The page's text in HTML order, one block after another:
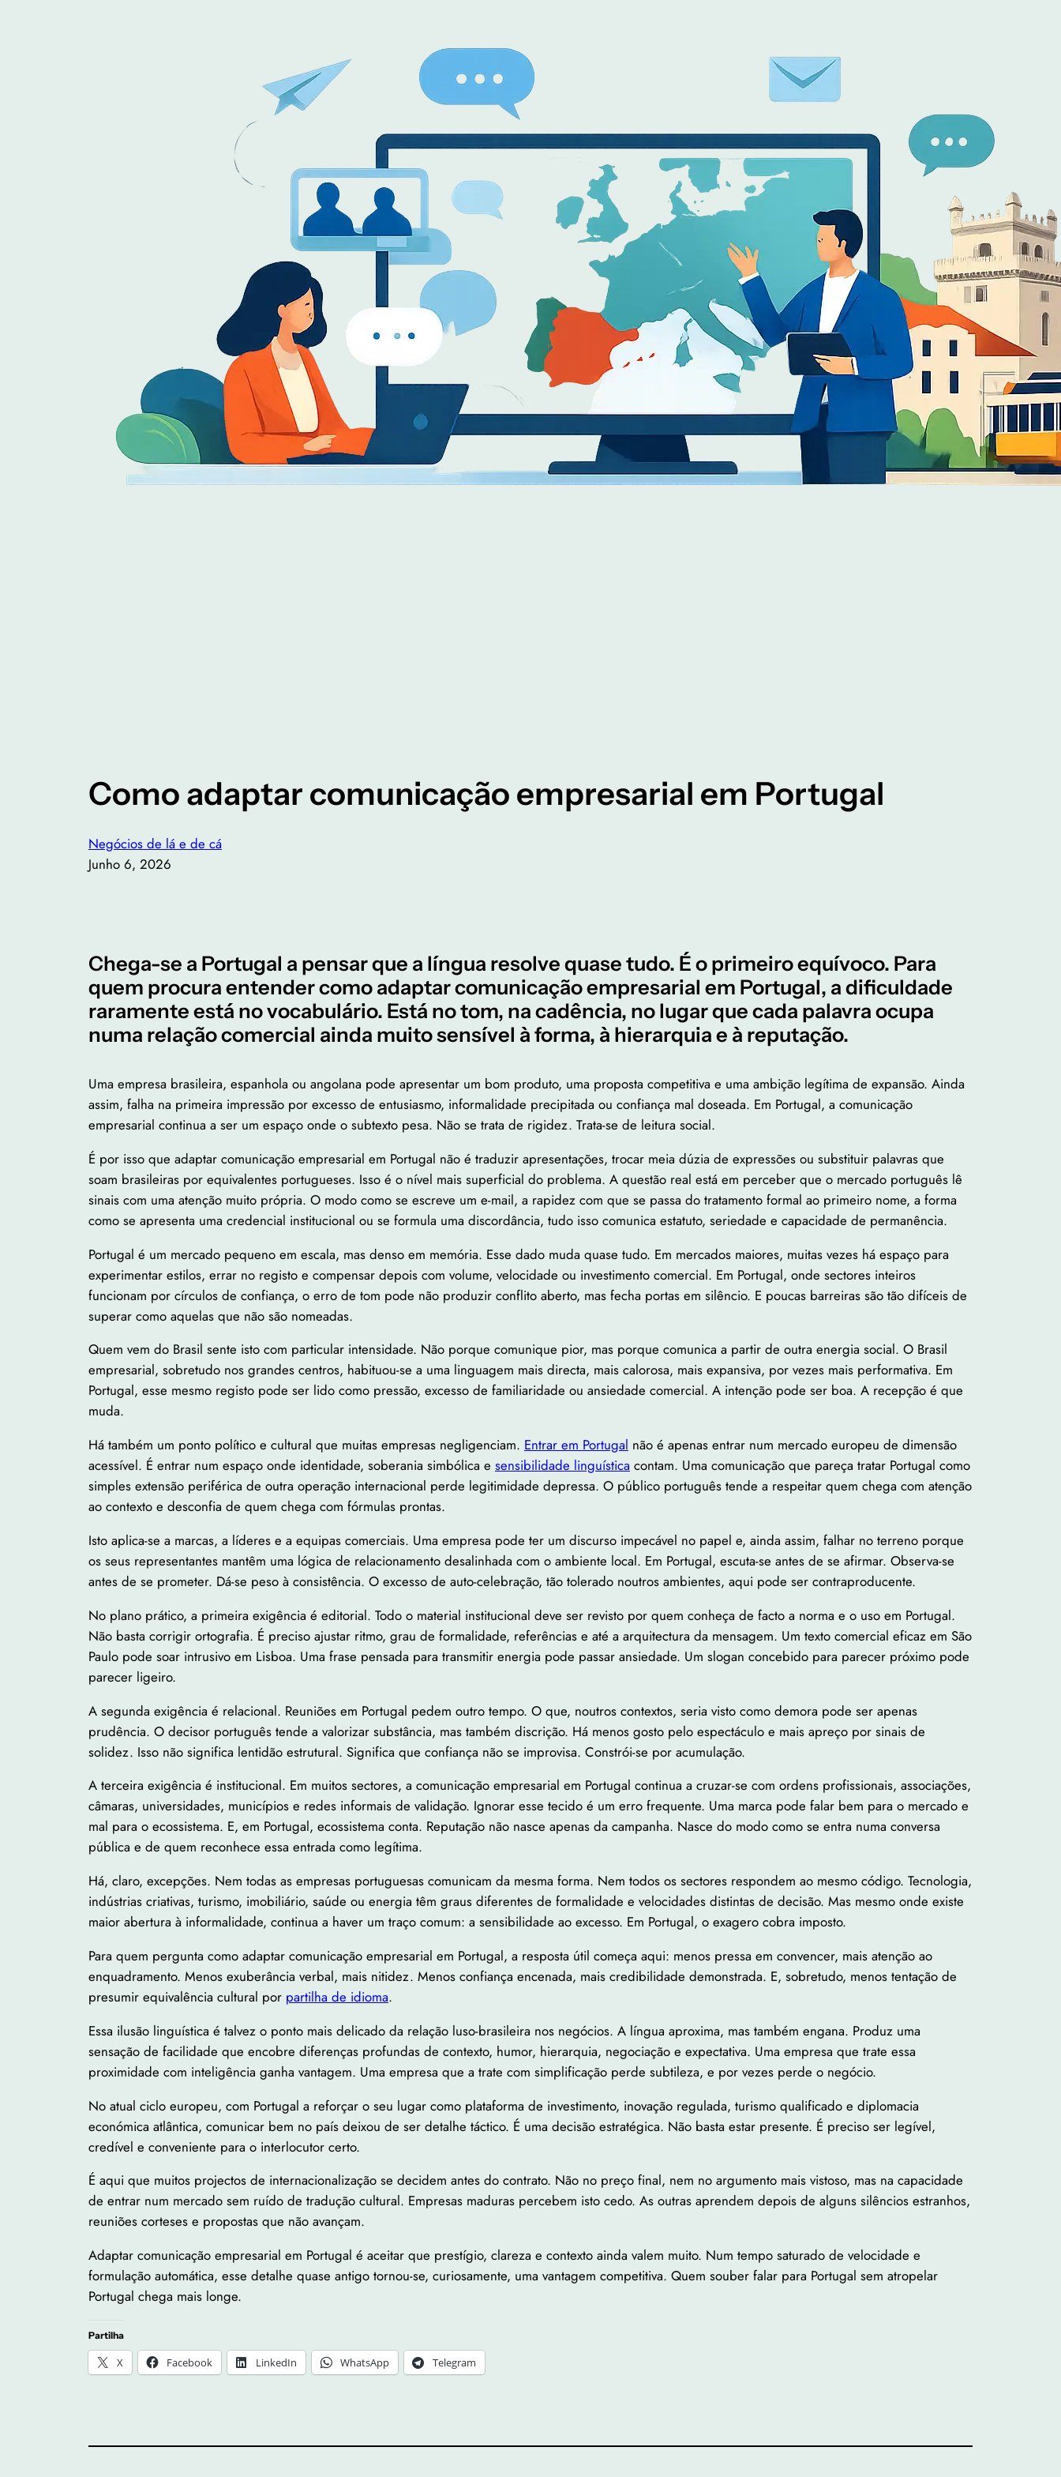
Como adaptar comunicação empresarial em Portugal
Negócios de lá e de cá
Junho 6, 2026
Chega-se a Portugal a pensar que a língua resolve quase tudo. É o primeiro equívoco. Para
quem procura entender como adaptar comunicação empresarial em Portugal, a dificuldade
raramente está no vocabulário. Está no tom, na cadência, no lugar que cada palavra ocupa
numa relação comercial ainda muito sensível à forma, à hierarquia e à reputação.
Uma empresa brasileira, espanhola ou angolana pode apresentar um bom produto, uma proposta competitiva e uma ambição legítima de expansão. Ainda
assim, falha na primeira impressão por excesso de entusiasmo, informalidade precipitada ou confiança mal doseada. Em Portugal, a comunicação
empresarial continua a ser um espaço onde o subtexto pesa. Não se trata de rigidez. Trata-se de leitura social.
É por isso que adaptar comunicação empresarial em Portugal não é traduzir apresentações, trocar meia dúzia de expressões ou substituir palavras que
soam brasileiras por equivalentes portugueses. Isso é o nível mais superficial do problema. A questão real está em perceber que o mercado português lê
sinais com uma atenção muito própria. O modo como se escreve um e-mail, a rapidez com que se passa do tratamento formal ao primeiro nome, a forma
como se apresenta uma credencial institucional ou se formula uma discordância, tudo isso comunica estatuto, seriedade e capacidade de permanência.
Portugal é um mercado pequeno em escala, mas denso em memória. Esse dado muda quase tudo. Em mercados maiores, muitas vezes há espaço para
experimentar estilos, errar no registo e compensar depois com volume, velocidade ou investimento comercial. Em Portugal, onde sectores inteiros
funcionam por círculos de confiança, o erro de tom pode não produzir conflito aberto, mas fecha portas em silêncio. E poucas barreiras são tão difíceis de
superar como aquelas que não são nomeadas.
Quem vem do Brasil sente isto com particular intensidade. Não porque comunique pior, mas porque comunica a partir de outra energia social. O Brasil
empresarial, sobretudo nos grandes centros, habituou-se a uma linguagem mais directa, mais calorosa, mais expansiva, por vezes mais performativa. Em
Portugal, esse mesmo registo pode ser lido como pressão, excesso de familiaridade ou ansiedade comercial. A intenção pode ser boa. A recepção é que
muda.
Há também um ponto político e cultural que muitas empresas negligenciam. Entrar em Portugal não é apenas entrar num mercado europeu de dimensão
acessível. É entrar num espaço onde identidade, soberania simbólica e sensibilidade linguística contam. Uma comunicação que pareça tratar Portugal como
simples extensão periférica de outra operação internacional perde legitimidade depressa. O público português tende a respeitar quem chega com atenção
ao contexto e desconfia de quem chega com fórmulas prontas.
Isto aplica-se a marcas, a líderes e a equipas comerciais. Uma empresa pode ter um discurso impecável no papel e, ainda assim, falhar no terreno porque
os seus representantes mantêm uma lógica de relacionamento desalinhada com o ambiente local. Em Portugal, escuta-se antes de se afirmar. Observa-se
antes de se prometer. Dá-se peso à consistência. O excesso de auto-celebração, tão tolerado noutros ambientes, aqui pode ser contraproducente.
No plano prático, a primeira exigência é editorial. Todo o material institucional deve ser revisto por quem conheça de facto a norma e o uso em Portugal.
Não basta corrigir ortografia. É preciso ajustar ritmo, grau de formalidade, referências e até a arquitectura da mensagem. Um texto comercial eficaz em São
Paulo pode soar intrusivo em Lisboa. Uma frase pensada para transmitir energia pode passar ansiedade. Um slogan concebido para parecer próximo pode
parecer ligeiro.
A segunda exigência é relacional. Reuniões em Portugal pedem outro tempo. O que, noutros contextos, seria visto como demora pode ser apenas
prudência. O decisor português tende a valorizar substância, mas também discrição. Há menos gosto pelo espectáculo e mais apreço por sinais de
solidez. Isso não significa lentidão estrutural. Significa que confiança não se improvisa. Constrói-se por acumulação.
A terceira exigência é institucional. Em muitos sectores, a comunicação empresarial em Portugal continua a cruzar-se com ordens profissionais, associações,
câmaras, universidades, municípios e redes informais de validação. Ignorar esse tecido é um erro frequente. Uma marca pode falar bem para o mercado e
mal para o ecossistema. E, em Portugal, ecossistema conta. Reputação não nasce apenas da campanha. Nasce do modo como se entra numa conversa
pública e de quem reconhece essa entrada como legítima.
Há, claro, excepções. Nem todas as empresas portuguesas comunicam da mesma forma. Nem todos os sectores respondem ao mesmo código. Tecnologia,
indústrias criativas, turismo, imobiliário, saúde ou energia têm graus diferentes de formalidade e velocidades distintas de decisão. Mas mesmo onde existe
maior abertura à informalidade, continua a haver um traço comum: a sensibilidade ao excesso. Em Portugal, o exagero cobra imposto.
Para quem pergunta como adaptar comunicação empresarial em Portugal, a resposta útil começa aqui: menos pressa em convencer, mais atenção ao
enquadramento. Menos exuberância verbal, mais nitidez. Menos confiança encenada, mais credibilidade demonstrada. E, sobretudo, menos tentação de
presumir equivalência cultural por partilha de idioma.
Essa ilusão linguística é talvez o ponto mais delicado da relação luso-brasileira nos negócios. A língua aproxima, mas também engana. Produz uma
sensação de facilidade que encobre diferenças profundas de contexto, humor, hierarquia, negociação e expectativa. Uma empresa que trate essa
proximidade com inteligência ganha vantagem. Uma empresa que a trate com simplificação perde subtileza, e por vezes perde o negócio.
No atual ciclo europeu, com Portugal a reforçar o seu lugar como plataforma de investimento, inovação regulada, turismo qualificado e diplomacia
económica atlântica, comunicar bem no país deixou de ser detalhe táctico. É uma decisão estratégica. Não basta estar presente. É preciso ser legível,
credível e conveniente para o interlocutor certo.
É aqui que muitos projectos de internacionalização se decidem antes do contrato. Não no preço final, nem no argumento mais vistoso, mas na capacidade
de entrar num mercado sem ruído de tradução cultural. Empresas maduras percebem isto cedo. As outras aprendem depois de alguns silêncios estranhos,
reuniões corteses e propostas que não avançam.
Adaptar comunicação empresarial em Portugal é aceitar que prestígio, clareza e contexto ainda valem muito. Num tempo saturado de velocidade e
formulação automática, esse detalhe quase antigo tornou-se, curiosamente, uma vantagem competitiva. Quem souber falar para Portugal sem atropelar
Portugal chega mais longe.
Partilha
X Facebook LinkedIn WhatsApp Telegram